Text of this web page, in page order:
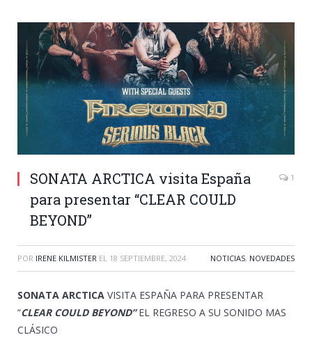
SONATA ARCTICA visita España
para presentar “CLEAR COULD
BEYOND”
1
POR IRENE KILMISTER EL 18 SEPTIEMBRE, 2024 NOTICIAS, NOVEDADES
SONATA ARCTICA VISITA ESPAÑA PARA PRESENTAR
“CLEAR COULD BEYOND”EL REGRESO A SU SONIDO MAS
CLÁSICO